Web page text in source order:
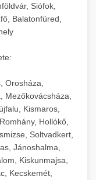
Siófok,
Balatonfüred,
Orosháza,
Mezőkovácsháza,
Kismaros,
Hollókő,
Soltvadkert,
Jánoshalma,
Kiskunmajsa,
Kecskemét,